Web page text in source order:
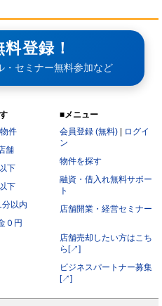
登録！
・セミナー無料参加など
件
舗
下
下
分以内
０円
■メニュー
会員登録 (無料)
ログイ
ン
物件を探す
融資・借入れ無料サポー
ト
店舗開業・経営セミナー
店舗売却したい方はこち
ら[↗]
ビジネスパートナー募集
[↗]